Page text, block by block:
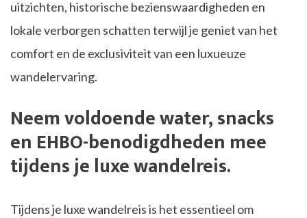
uitzichten, historische bezienswaardigheden en
lokale verborgen schatten terwijl je geniet van het
comfort en de exclusiviteit van een luxueuze
wandelervaring.
Neem voldoende water, snacks
en EHBO-benodigdheden mee
tijdens je luxe wandelreis.
Tijdens je luxe wandelreis is het essentieel om